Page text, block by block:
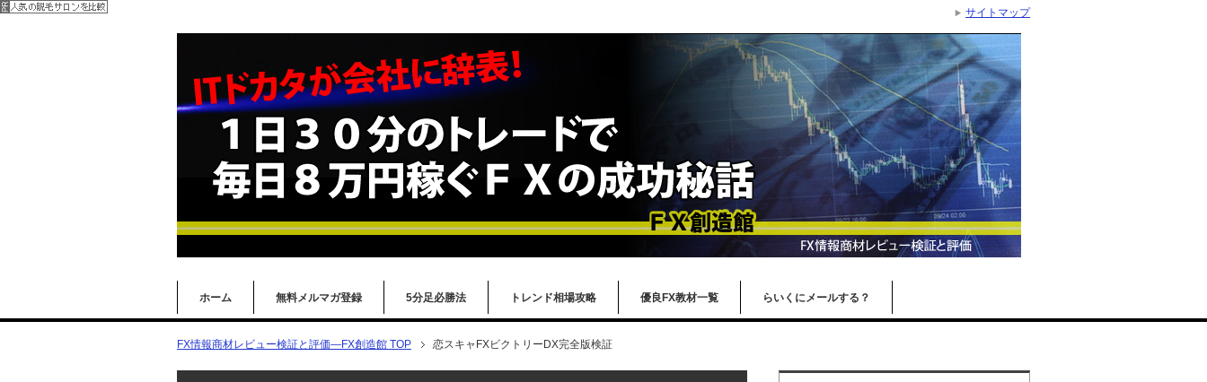
ホーム 無料メルマガ登録 5分足必勝法 トレンド相場攻略 優良FX教材一覧 らいくにメールする？
FX情報商材レビュー検証と評価―FX創造館 TOP 恋スキャFXビクトリーDX完全版検証
サイトマップ